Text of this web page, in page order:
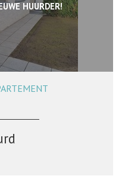
HUURDER!
2 1